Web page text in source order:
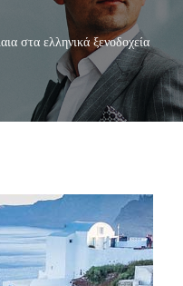
στα ελληνικά ξενοδοχεία